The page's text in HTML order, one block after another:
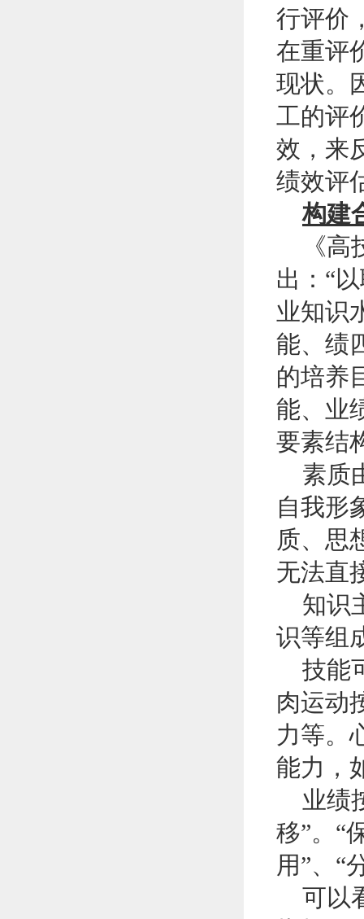
行评价
在重评
现状。
工的评
效，来
绩效评
构建
《高
出：“
业知识
能、绩
的培养
能、业
要素结
素质
自我形
质、思
无法直
知识
识等组
技能
肉运动
力等。
能力，
业绩
移”。“
用”、“
可以